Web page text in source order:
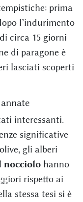
prima
l’indurimento
circa 15 giorni
di paragone è
lasciati scoperti
interessanti.
significative
gli alberi
nocciolohanno
rispetto ai
stessa tesi si è